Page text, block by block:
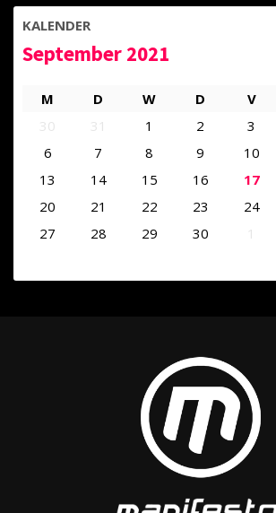
KALENDER
September 2021
M D W D V
30
31 1 2 3
6
7 8 9 10
13
14 15 16 17
20
21 22 23 24
27
28 29 30 1